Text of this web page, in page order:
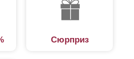
Сюрприз